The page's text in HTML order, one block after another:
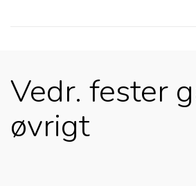
Vedr. fester
øvrigt